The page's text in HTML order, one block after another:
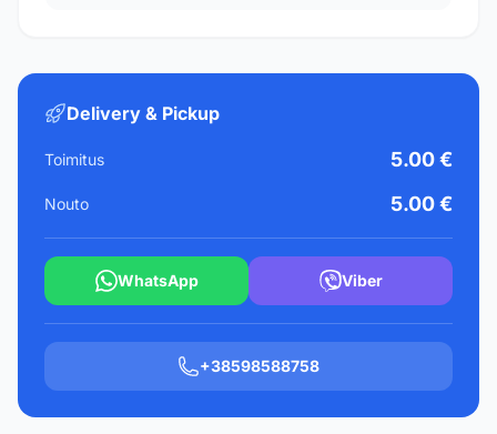
Delivery & Pickup
Toimitus 5.00 €
Nouto 5.00 €
WhatsApp Viber
+38598588758